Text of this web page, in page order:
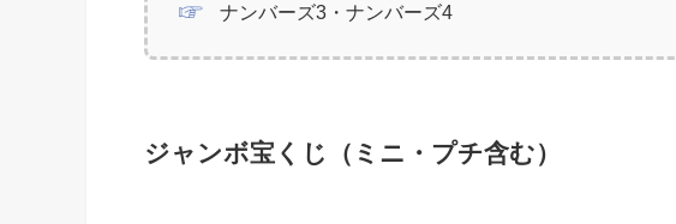
ナンバーズ3・ナンバーズ4
ジャンボ宝くじ（ミニ・プチ含む）